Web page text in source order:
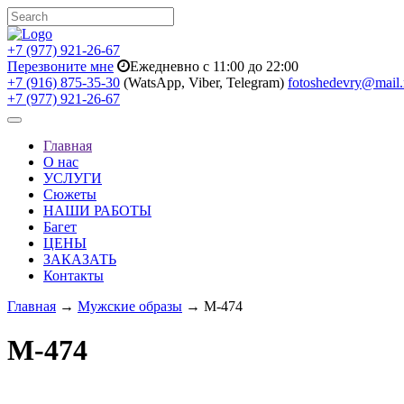
+7 (977) 921-26-67
Перезвоните мне
Ежедневно с 11:00 до 22:00
+7 (916) 875-35-30 (WatsApp, Viber, Telegram)
+7 (977) 921-26-67
Toggle
navigationГлавная
О нас
УСЛУГИ
Сюжеты
НАШИ РАБОТЫ
Багет
ЦЕНЫ
ЗАКАЗАТЬ
Контакты
Главная → Мужские образы → M-474
M-474